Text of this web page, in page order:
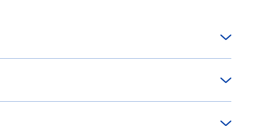
domestiche e gli oggetti di uso
le superfici pulite e fresche.